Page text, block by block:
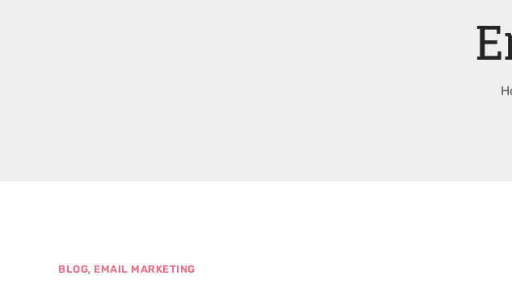
BLOG, EMAIL MARKETING